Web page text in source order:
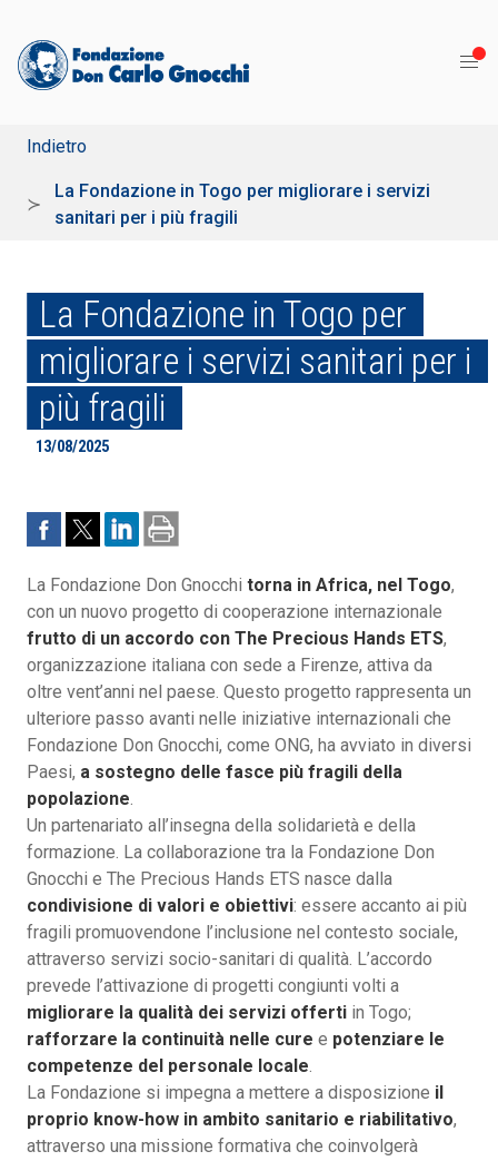
Indietro
La Fondazione in Togo per migliorare i servizi
sanitari per i più fragili
La Fondazione in Togo per
migliorare i servizi sanitari per i
più fragili
13/08/2025
La Fondazione Don Gnocchi torna in Africa, nel Togo,
con un nuovo progetto di cooperazione internazionale
frutto di un accordo con The Precious Hands ETS,
organizzazione italiana con sede a Firenze, attiva da
oltre vent’anni nel paese. Questo progetto rappresenta un
ulteriore passo avanti nelle iniziative internazionali che
Fondazione Don Gnocchi, come ONG, ha avviato in diversi
Paesi, a sostegno delle fasce più fragili della
popolazione.
Un partenariato all’insegna della solidarietà e della
formazione. La collaborazione tra la Fondazione Don
Gnocchi e The Precious Hands ETS nasce dalla
condivisione di valori e obiettivi: essere accanto ai più
fragili promuovendone l’inclusione nel contesto sociale,
attraverso servizi socio-sanitari di qualità. L’accordo
prevede l’attivazione di progetti congiunti volti a
migliorare la qualità dei servizi offerti in Togo;
rafforzare la continuità nelle cure e potenziare le
competenze del personale locale.
La Fondazione si impegna a mettere a disposizione il
proprio know-how in ambito sanitario e riabilitativo,
attraverso una missione formativa che coinvolgerà